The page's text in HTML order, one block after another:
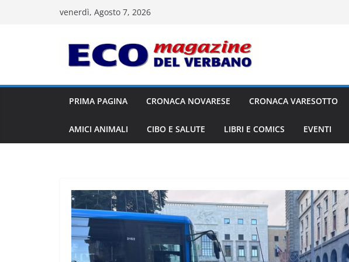
venerdì, Agosto 7, 2026
PRIMA PAGINA CRONACA NOVARESE CRONACA VARESOTTO
AMICI ANIMALI CIBO E SALUTE LIBRI E COMICS EVENTI